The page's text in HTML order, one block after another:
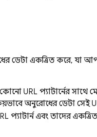
ডেটা একত্রিত করে, যা
URL প্যাটার্নের সাথে
অনুরোধের ডেটা সেই
প্যাটার্ন এবং তাদের একত্রিত